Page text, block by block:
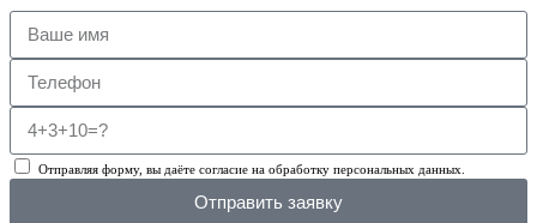
Отправляя форму, вы даёте согласие на обработку персональных данных.
Отправить заявку